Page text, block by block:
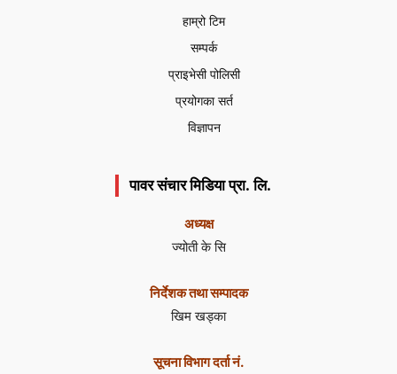
हाम्रो टिम
सम्पर्क
प्राइभेसी पोलिसी
प्रयोगका सर्त
विज्ञापन
पावर संचार मिडिया प्रा. लि.
अध्यक्ष
ज्योती के सि
निर्देशक तथा सम्पादक
खिम खड्का
सूचना विभाग दर्ता नं.